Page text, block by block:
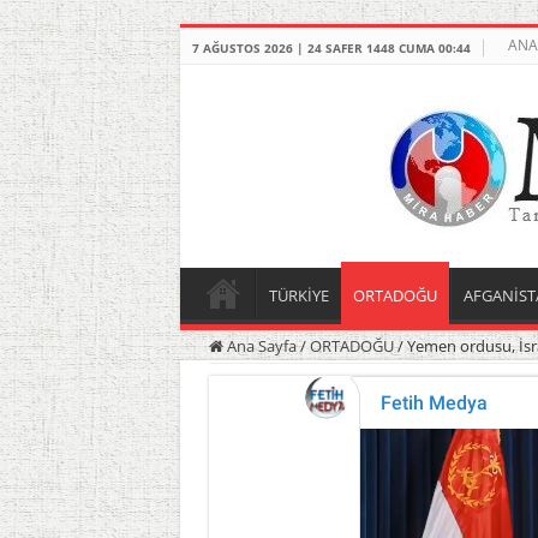
7 AĞUSTOS 2026 | 24 SAFER 1448 CUMA 00:44
TÜRKİYE ORTADOĞU
Ana Sayfa/ORTADOĞU/Yemen ordusu,